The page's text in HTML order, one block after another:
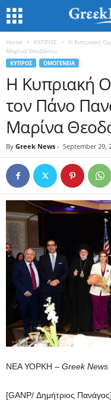
Home ΚΥΠΡΟΣ
Η Κυπριακή
Μαρίνα Θεοδότου
ΚΥΠΡΟΣ ΟΜΟΓΕΝΕΙΑ
Η Κυπριακή
τον Πάνο
Μαρίνα
By Greek News - September 29,
ΝΕΑ ΥΟΡΚΗ – Greek News
[GANP/ Δημήτριος Πανάγος]